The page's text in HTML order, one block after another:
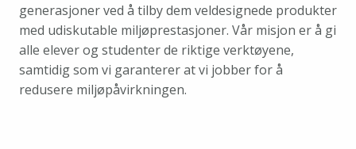
generasjoner ved å tilby dem veldesignede produkter
med udiskutable miljøprestasjoner. Vår misjon er å gi
alle elever og studenter de riktige verktøyene,
samtidig som vi garanterer at vi jobber for å
redusere miljøpåvirkningen.